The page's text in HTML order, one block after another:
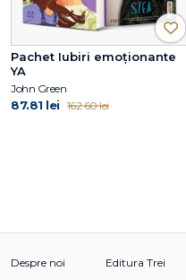
Pachet Iubiri emoționante
YA
John Green
87.81 lei 162.60 lei
Despre noi
Editura Trei